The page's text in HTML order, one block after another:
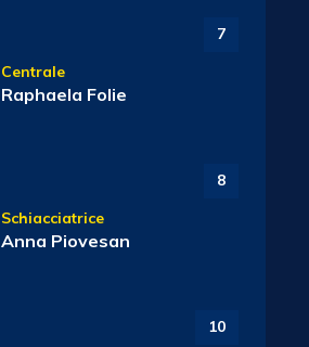
7
Centrale
Raphaela Folie
8
Schiacciatrice
Anna Piovesan
10